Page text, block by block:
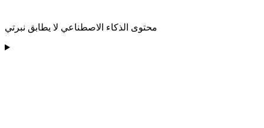
محتوى الذكاء الاصطناعي لا يطابق نبرتي